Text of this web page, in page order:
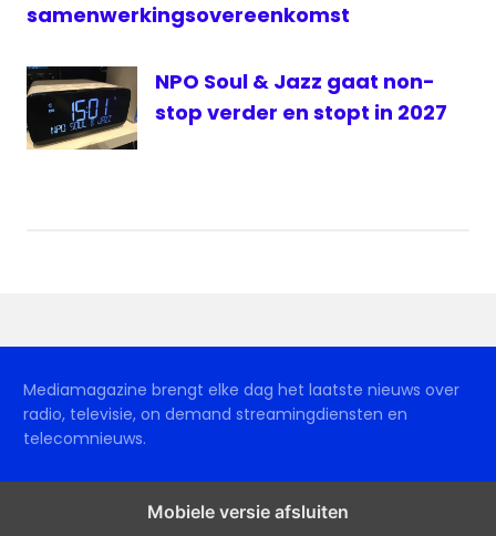
samenwerkingsovereenkomst
NPO Soul & Jazz gaat non-
stop verder en stopt in 2027
Mediamagazine brengt elke dag het laatste nieuws over
radio, televisie, on demand streamingdiensten en
telecomnieuws.
Mobiele versie afsluiten